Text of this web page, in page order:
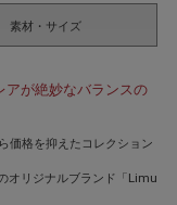
アが絶妙なバランスの
価格を抑えたコレクション
オリジナルブランド「Limu
素材・サイズ